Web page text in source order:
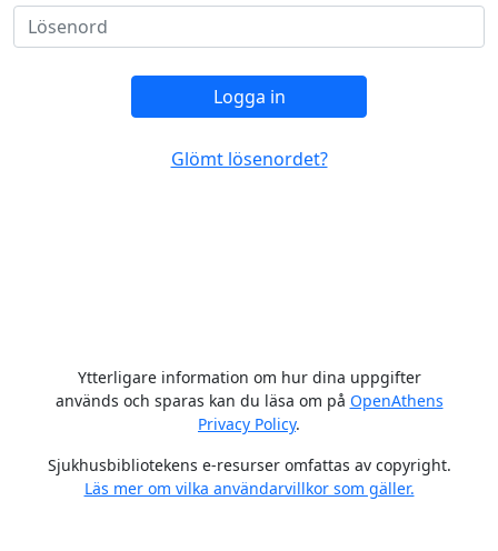
Logga in
Glömt lösenordet?
Ytterligare information om hur dina uppgifter
används och sparas kan du läsa om på OpenAthens
Privacy Policy.
Sjukhusbibliotekens e-resurser omfattas av copyright.
Läs mer om vilka användarvillkor som gäller.